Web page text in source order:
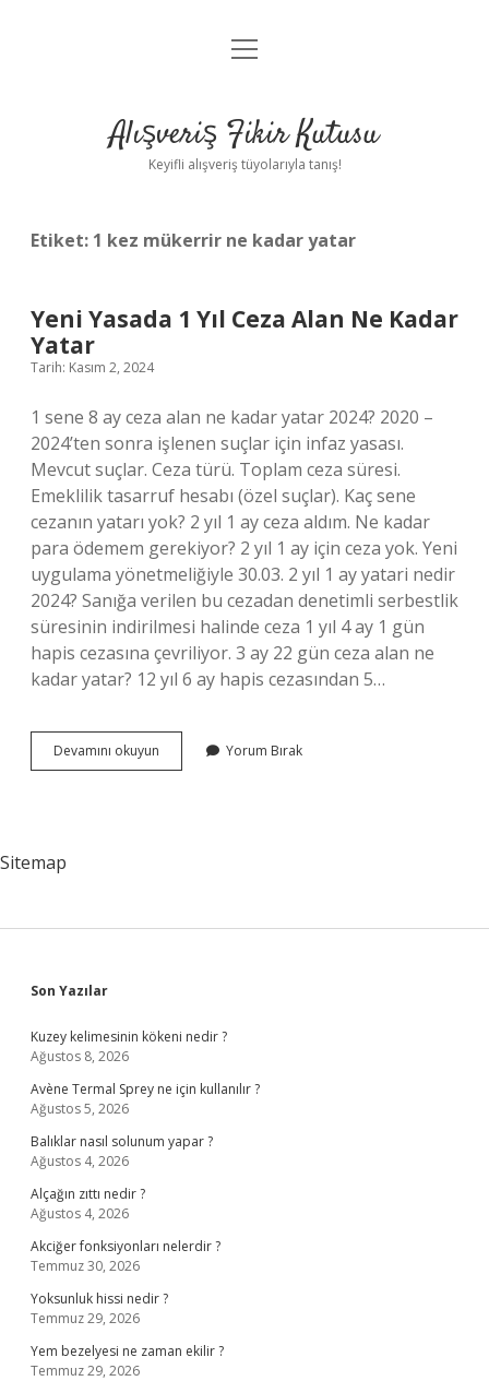
Anasayfa
Yasal Uyarı
menüyü
Alışveriş Fikir Kutusu
Keyifli alışveriş tüyolarıyla tanış!
Etiket: 1 kez mükerrir ne kadar yatar
Yeni Yasada 1 Yıl Ceza Alan Ne Kadar
Yatar
Tarih: Kasım 2, 2024
1 sene 8 ay ceza alan ne kadar yatar 2024? 2020 –
2024’ten sonra işlenen suçlar için infaz yasası.
Mevcut suçlar. Ceza türü. Toplam ceza süresi.
Emeklilik tasarruf hesabı (özel suçlar). Kaç sene
cezanın yatarı yok? 2 yıl 1 ay ceza aldım. Ne kadar
para ödemem gerekiyor? 2 yıl 1 ay için ceza yok. Yeni
uygulama yönetmeliğiyle 30.03. 2 yıl 1 ay yatari nedir
2024? Sanığa verilen bu cezadan denetimli serbestlik
süresinin indirilmesi halinde ceza 1 yıl 4 ay 1 gün
hapis cezasına çevriliyor. 3 ay 22 gün ceza alan ne
kadar yatar? 12 yıl 6 ay hapis cezasından 5…
Devamını okuyun
Yasada
Yorum Bırak
Sitemap
Sidebar
Son Yazılar
Kuzey kelimesinin kökeni nedir ?
Ağustos 8, 2026
Avène Termal Sprey ne için kullanılır ?
Ağustos 5, 2026
Balıklar nasıl solunum yapar ?
Ağustos 4, 2026
Alçağın zıttı nedir ?
Ağustos 4, 2026
Akciğer fonksiyonları nelerdir ?
Temmuz 30, 2026
Yoksunluk hissi nedir ?
Temmuz 29, 2026
Yem bezelyesi ne zaman ekilir ?
Temmuz 29, 2026